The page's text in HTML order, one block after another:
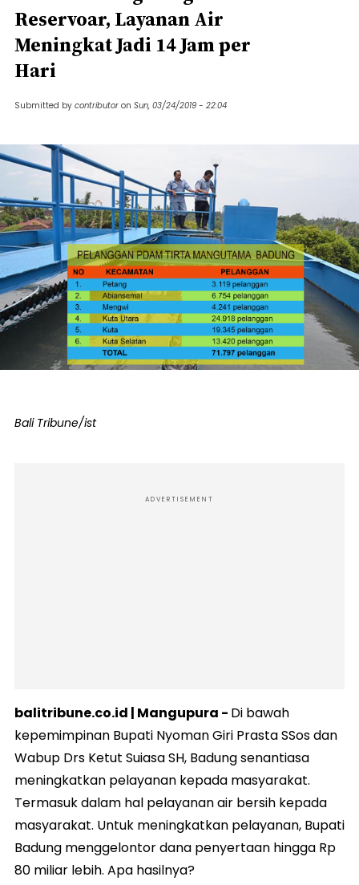
Reservoar, Layanan Air
Meningkat Jadi 14 Jam per
Hari
Submitted by contributor on Sun, 03/24/2019 - 22:04
Bali Tribune/ist
ADVERTISEMENT
balitribune.co.id | Mangupura - Di bawah
kepemimpinan Bupati Nyoman Giri Prasta SSos dan
Wabup Drs Ketut Suiasa SH, Badung senantiasa
meningkatkan pelayanan kepada masyarakat.
Termasuk dalam hal pelayanan air bersih kepada
masyarakat. Untuk meningkatkan pelayanan, Bupati
Badung menggelontor dana penyertaan hingga Rp
80 miliar lebih. Apa hasilnya?